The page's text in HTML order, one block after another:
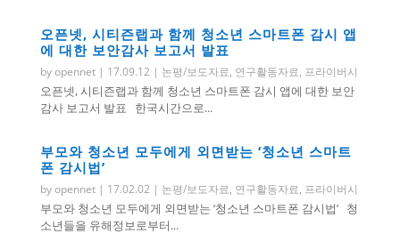
오픈넷, 시티즌랩과 함께 청소년 스마트폰 감시 앱
에 대한 보안감사 보고서 발표
byopennet| 17.09.12 | 논평/보도자료, 연구활동자료, 프라이버시
오픈넷, 시티즌랩과 함께 청소년 스마트폰 감시 앱에 대한 보안
감사 보고서 발표 한국시간으로...
부모와 청소년 모두에게 외면받는 ‘청소년 스마트
폰 감시법’
byopennet| 17.02.02 | 논평/보도자료, 연구활동자료, 프라이버시
부모와 청소년 모두에게 외면받는 ‘청소년 스마트폰 감시법’ 청
소년들을 유해정보로부터...